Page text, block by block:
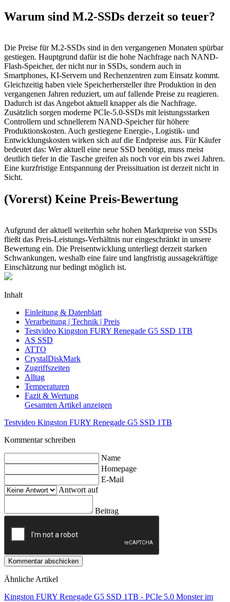
Warum sind M.2-SSDs derzeit so teuer?
Die Preise für M.2-SSDs sind in den vergangenen Monaten spürbar
gestiegen. Hauptgrund dafür ist die hohe Nachfrage nach NAND-
Flash-Speicher, der nicht nur in SSDs, sondern auch in
Smartphones, KI-Servern und Rechenzentren zum Einsatz kommt.
Gleichzeitig haben viele Speicherhersteller ihre Produktion in den
vergangenen Jahren reduziert, um auf fallende Preise zu reagieren.
Dadurch ist das Angebot aktuell knapper als die Nachfrage.
Zusätzlich sorgen moderne PCIe-5.0-SSDs mit leistungsstarken
Controllern und schnellerem NAND-Speicher für höhere
Produktionskosten. Auch gestiegene Energie-, Logistik- und
Entwicklungskosten wirken sich auf die Endpreise aus. Für Käufer
bedeutet das: Wer aktuell eine neue SSD benötigt, muss meist
deutlich tiefer in die Tasche greifen als noch vor ein bis zwei Jahren.
Eine kurzfristige Entspannung der Preissituation ist derzeit nicht in
Sicht.
(Vorerst) Keine Preis-Bewertung
Aufgrund der aktuell weiterhin sehr hohen Marktpreise von SSDs
fließt das Preis-Leistungs-Verhältnis nur eingeschränkt in unsere
Bewertung ein. Die Preisentwicklung unterliegt derzeit starken
Schwankungen, weshalb eine faire und langfristig aussagekräftige
Einschätzung nur bedingt möglich ist.
Inhalt
Einleitung & Datenblatt
Verarbeitung | Technik | Preis
Testvideo Kingston FURY Renegade G5 SSD 1TB
AS SSD
ATTO
CrystalDiskMark
Zugriffszeiten
Alltag
Temperaturen
Fazit & Wertung
Gesamten Artikel anzeigen
Testvideo Kingston FURY Renegade G5 SSD 1TB
Kommentar schreiben
Name
Homepage
E-Mail
Antwort auf
Beitrag
Kommentar abschicken
Ähnliche Artikel
Kingston FURY Renegade G5 SSD 1TB - PCIe 5.0 Monster im